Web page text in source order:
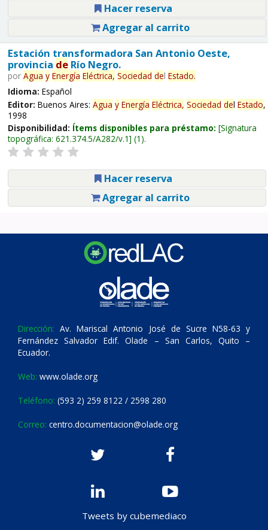
Hacer reserva
Agregar al carrito
Estación transformadora San Antonio Oeste,
provincia deRío Negro.
por Agua y Energía Eléctrica, Sociedad del Estado.
Idioma: Español
Editor: Buenos Aires: Agua y Energía Eléctrica, Sociedad del Estado,
1998
Disponibilidad: Ítems disponibles para préstamo: Signatura
topográfica: 621.374.5/A282/v.1 (1).
Hacer reserva
Agregar al carrito
Dirección: Av. Mariscal Antonio José de Sucre N58-63 y
Fernández Salvador Edif. Olade – San Carlos, Quito –
Ecuador.
Web: www.olade.org
Teléfono: (593 2) 259 8122 / 2598 280
Correo: centro.documentacion@olade.org
Tweets by cubemediaco